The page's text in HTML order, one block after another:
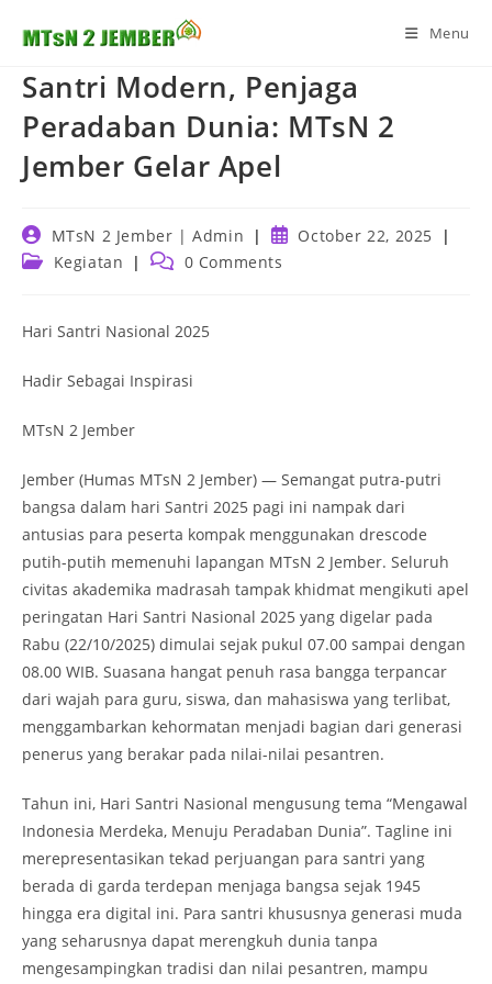
Menu
Santri Modern, Penjaga
Peradaban Dunia: MTsN 2
Jember Gelar Apel
Post
author:
MTsN 2 Jember | Admin
Post
published:
October 22, 2025
Post Kegiatan
Post 0 Comments
Hari Santri Nasional 2025
Hadir Sebagai Inspirasi
MTsN 2 Jember
Jember (Humas MTsN 2 Jember) — Semangat putra-putri
bangsa dalam hari Santri 2025 pagi ini nampak dari
antusias para peserta kompak menggunakan drescode
putih-putih memenuhi lapangan MTsN 2 Jember. Seluruh
civitas akademika madrasah tampak khidmat mengikuti apel
peringatan Hari Santri Nasional 2025 yang digelar pada
Rabu (22/10/2025) dimulai sejak pukul 07.00 sampai dengan
08.00 WIB. Suasana hangat penuh rasa bangga terpancar
dari wajah para guru, siswa, dan mahasiswa yang terlibat,
menggambarkan kehormatan menjadi bagian dari generasi
penerus yang berakar pada nilai-nilai pesantren.
Tahun ini, Hari Santri Nasional mengusung tema “Mengawal
Indonesia Merdeka, Menuju Peradaban Dunia”. Tagline ini
merepresentasikan tekad perjuangan para santri yang
berada di garda terdepan menjaga bangsa sejak 1945
hingga era digital ini. Para santri khususnya generasi muda
yang seharusnya dapat merengkuh dunia tanpa
mengesampingkan tradisi dan nilai pesantren, mampu